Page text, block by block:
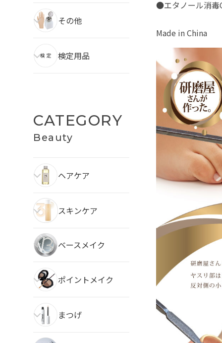
その他
検定用品
CATEGORY
Beauty
ヘアケア
スキンケア
ベースメイク
ポイントメイク
まつげ
●エタノール消毒
Made in China